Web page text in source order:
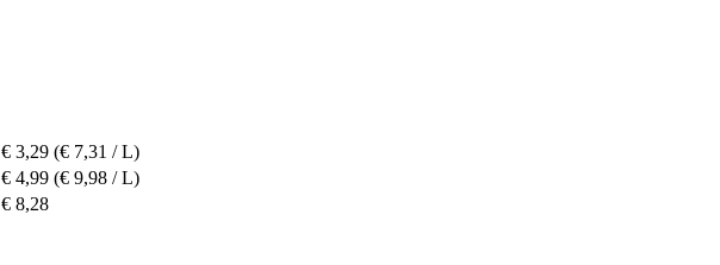
€ 3,29 (€ 7,31 / L)
€ 4,99 (€ 9,98 / L)
€ 8,28